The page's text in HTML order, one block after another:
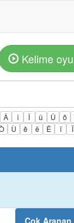
Kelime
Â î Î û Û ô
Ù ê ë Ë ï Ï